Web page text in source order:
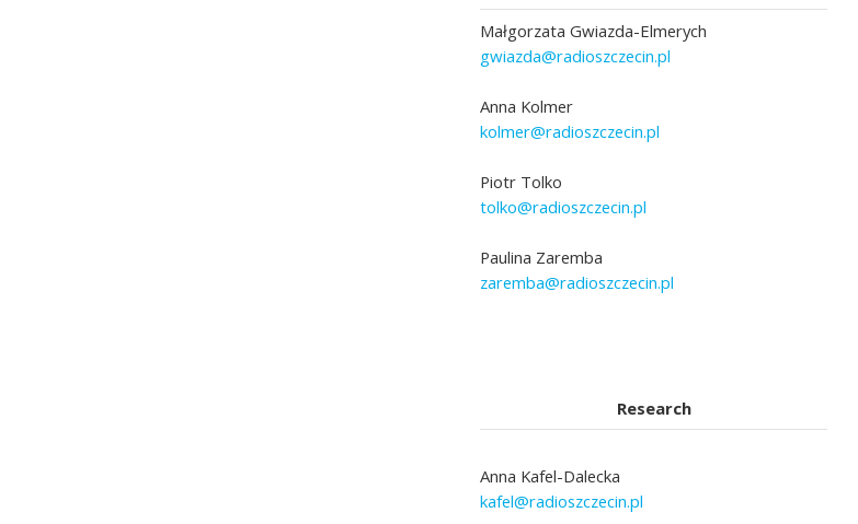
Małgorzata Gwiazda-Elmerych
gwiazda@radioszczecin.pl
Anna Kolmer
kolmer@radioszczecin.pl
Piotr Tolko
tolko@radioszczecin.pl
Paulina Zaremba
zaremba@radioszczecin.pl
Research
Anna Kafel-Dalecka
kafel@radioszczecin.pl